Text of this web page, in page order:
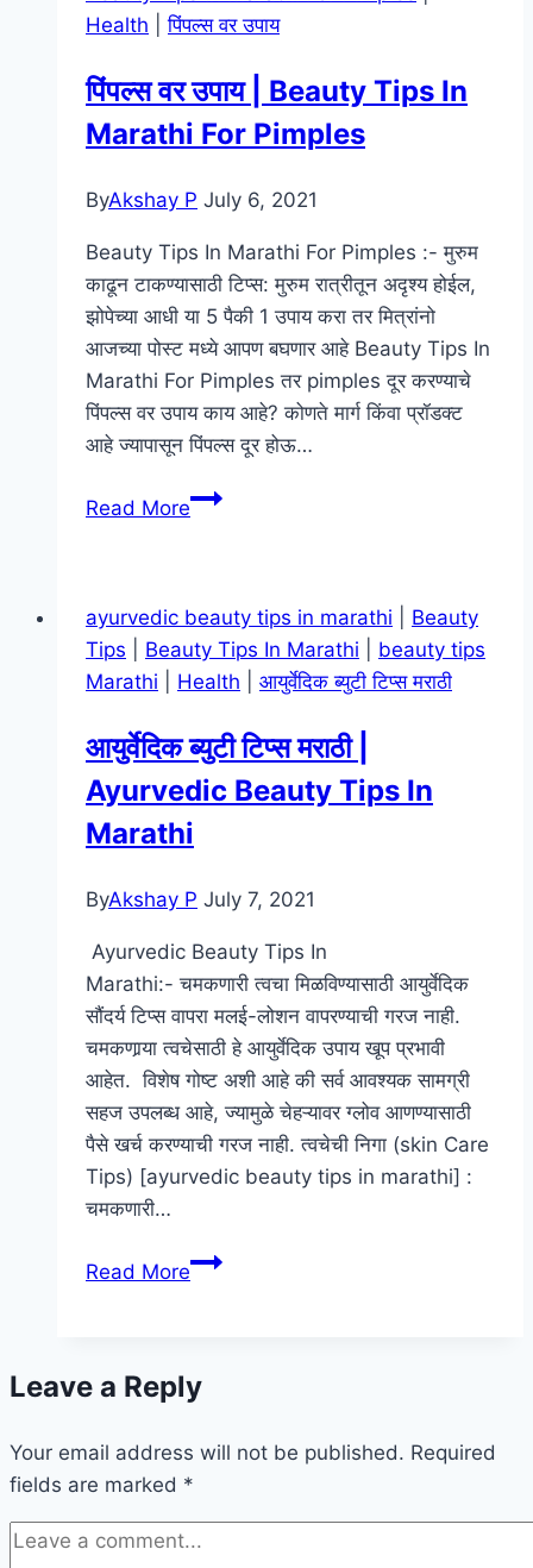
|
Care
Tips
Marathi
Health |पिंपल्स वर उपाय
पिंपल्स वर उपाय | Beauty Tips In
Marathi For Pimples
ByAkshay P July 6, 2021
Beauty Tips In Marathi For Pimples :- मुरुम
काढून टाकण्यासाठी टिप्स: मुरुम रात्रीतून अदृश्य होईल,
झोपेच्या आधी या 5 पैकी 1 उपाय करा तर मित्रांनो
आजच्या पोस्ट मध्ये आपण बघणार आहे Beauty Tips In
Marathi For Pimples तर pimples दूर करण्याचे
पिंपल्स वर उपाय काय आहे? कोणते मार्ग किंवा प्रॉडक्ट
आहे ज्यापासून पिंपल्स दूर होऊ…
Read Moreपिंपल्स
Beauty
Tips
In
For
Pimples
ayurvedic beauty tips in marathi
Beauty
Tips
Beauty Tips In Marathi
beauty tips
Marathi
Health आयुर्वेदिक ब्युटी टिप्स मराठी
आयुर्वेदिक ब्युटी टिप्स मराठी |
Ayurvedic Beauty Tips In
Marathi
ByAkshay P July 7, 2021
Ayurvedic Beauty Tips In
Marathi:- चमकणारी त्वचा मिळविण्यासाठी आयुर्वेदिक
सौंदर्य टिप्स वापरा मलई-लोशन वापरण्याची गरज नाही.
चमकणार्‍या त्वचेसाठी हे आयुर्वेदिक उपाय खूप प्रभावी
आहेत. विशेष गोष्ट अशी आहे की सर्व आवश्यक सामग्री
सहज उपलब्ध आहे, ज्यामुळे चेहऱ्यावर ग्लोव आणण्यासाठी
पैसे खर्च करण्याची गरज नाही. त्वचेची निगा (skin Care
Tips) [ayurvedic beauty tips in marathi] :
चमकणारी…
Read Moreआयुर्वेदिक
|
Beauty
Tips
In
Marathi
Leave a Reply
Your email address will not be published. Required
fields are marked *